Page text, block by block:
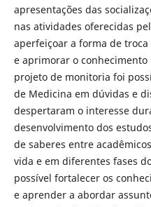
apresentações das
nas atividades oferecidas
aperfeiçoar a forma de
e aprimorar o
projeto de monitoria foi
de Medicina em dúvidas e
despertaram o interesse
desenvolvimento dos
de saberes entre
vida e em diferentes fases
possível fortalecer os
e aprender a abordar